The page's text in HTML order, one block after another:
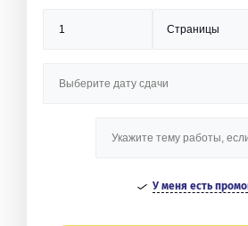
У меня есть